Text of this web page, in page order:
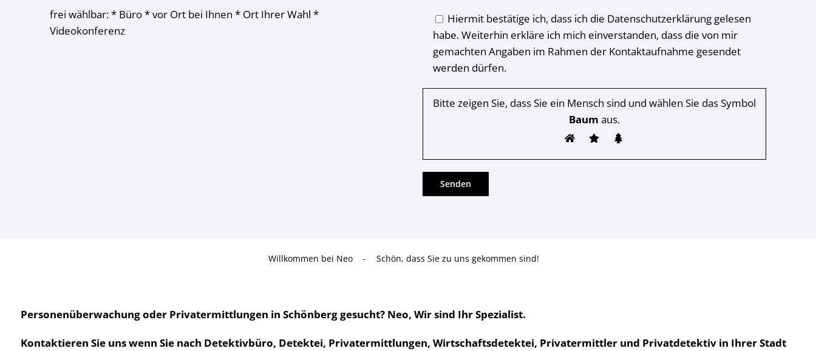
frei wählbar: * Büro * vor Ort bei Ihnen * Ort Ihrer Wahl *
Videokonferenz
Hiermit bestätige ich, dass ich die Datenschutzerklärung gelesen
habe. Weiterhin erkläre ich mich einverstanden, dass die von mir
gemachten Angaben im Rahmen der Kontaktaufnahme gesendet
werden dürfen.
Bitte zeigen Sie, dass Sie ein Mensch sind und wählen Sie das Symbol
Baum aus.
Willkommen bei Neo - Schön, dass Sie zu uns gekommen sind!
Personenüberwachung oder Privatermittlungen in Schönberg gesucht? Neo, Wir sind Ihr Spezialist.
Kontaktieren Sie uns wenn Sie nach Detektivbüro, Detektei, Privatermittlungen, Wirtschaftsdetektei, Privatermittler und Privatdetektiv in Ihrer Stadt